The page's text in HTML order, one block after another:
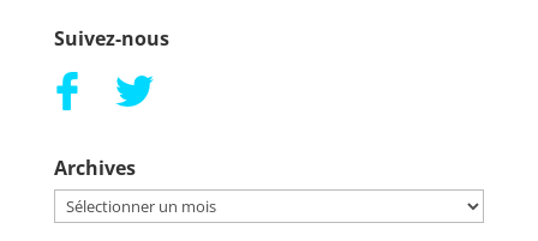
Suivez-nous
Archives
Archives